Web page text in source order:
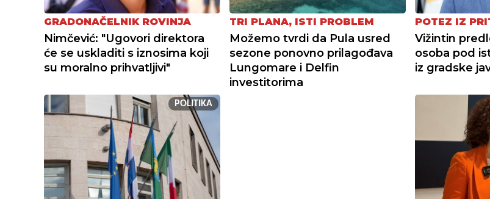
GRADONAČELNIK ROVINJA
Nimčević: "Ugovori direktora
će se uskladiti s iznosima koji
su moralno prihvatljivi"
TRI PLANA, ISTI PROBLEM
Možemo tvrdi da Pula usred
sezone ponovno prilagođava
Lungomare i Delfin
investitorima
POTEZ IZ
Vižintin
osoba pod
iz gradske
POLITIKA